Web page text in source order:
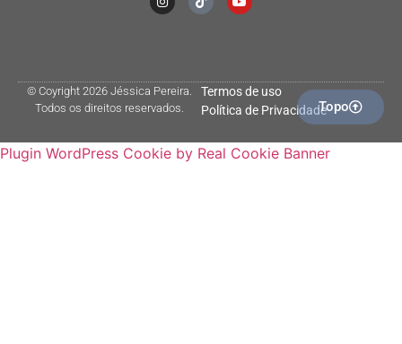
© Coyright 2026 Jéssica Pereira.
Todos os direitos reservados.
Termos de uso
Política de PrivacidadeTopo
Plugin WordPress Cookie by Real Cookie Banner